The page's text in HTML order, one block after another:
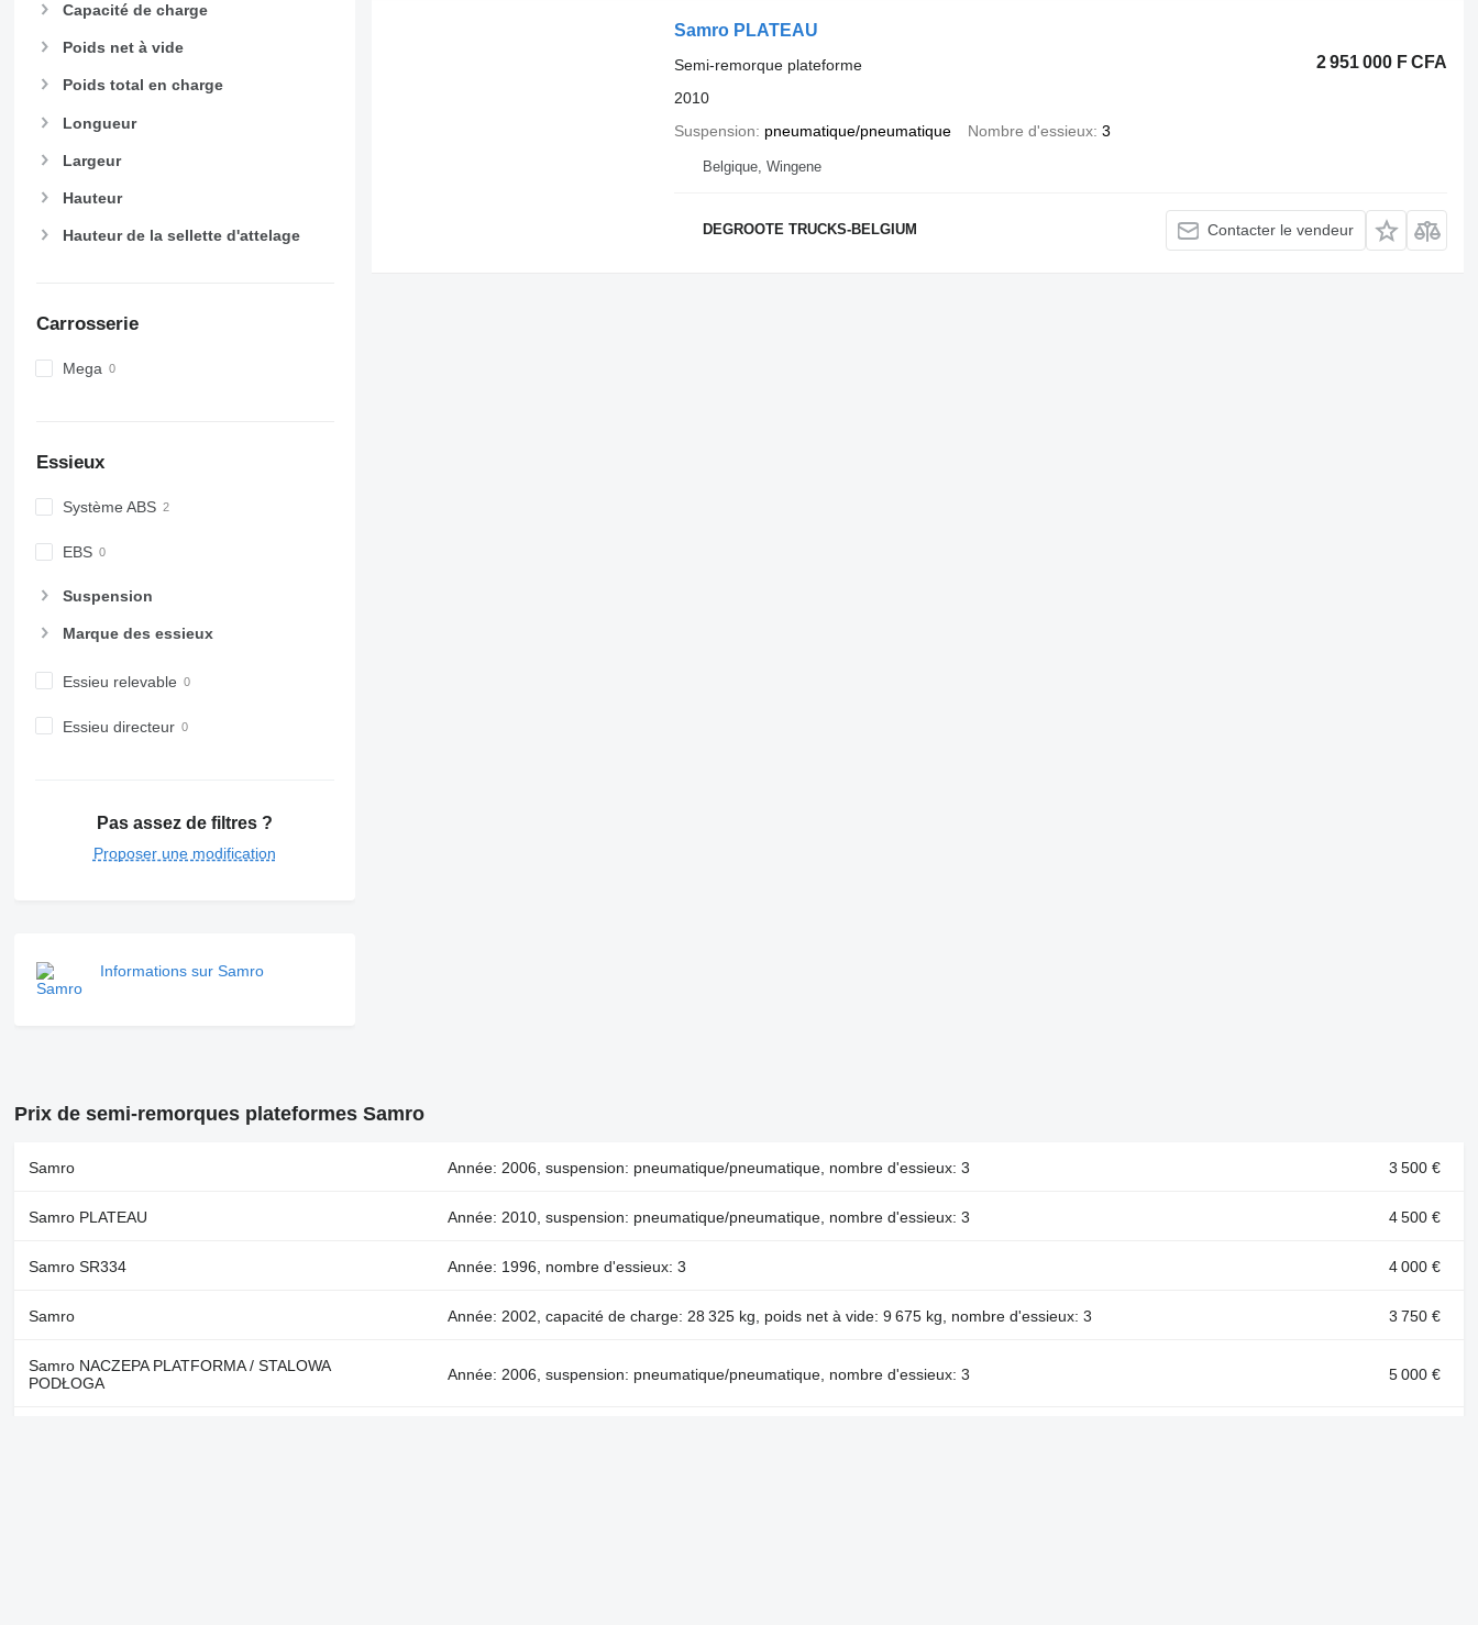
Capacité de charge
Poids net à vide
Poids total en charge
Longueur
Largeur
Hauteur
Hauteur de la sellette d'attelage
Carrosserie
Mega
Essieux
Système ABS
EBS
Suspension
Marque des essieux
Essieu relevable
Essieu directeur
Pas assez de filtres ?
Proposer une modification
Informations sur Samro
Samro PLATEAU
2 951 000 F CFA
Semi-remorque plateforme
2010
Suspension
pneumatique/pneumatique Nombre d'essieux 3
Belgique, Wingene
DEGROOTE TRUCKS-BELGIUM Contacter le vendeur
Prix de semi-remorques plateformes Samro
Samro Année: 2006, suspension: pneumatique/pneumatique, nombre d'essieux: 3 3 500 €
Samro PLATEAU Année: 2010, suspension: pneumatique/pneumatique, nombre d'essieux: 3 4 500 €
Samro SR334 Année: 1996, nombre d'essieux: 3 4 000 €
Samro Année: 2002, capacité de charge: 28 325 kg, poids net à vide: 9 675 kg, nombre d'essieux: 3 3 750 €
Samro NACZEPA PLATFORMA / STALOWA
PODŁOGA
Année: 2006, suspension: pneumatique/pneumatique, nombre d'essieux: 3 5 000 €